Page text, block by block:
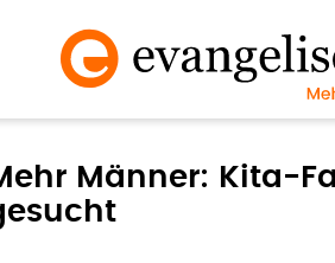
Männer: Kita-